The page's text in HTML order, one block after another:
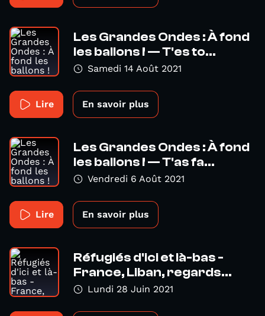
Les Grandes Ondes : À fond
les ballons ! — T'es to...
Samedi 14 Août 2021
Lire En savoir plus
Les Grandes Ondes : À fond
les ballons ! — T'as fa...
Vendredi 6 Août 2021
Lire En savoir plus
Réfugiés d'ici et là-bas -
France, Liban, regards...
Lundi 28 Juin 2021